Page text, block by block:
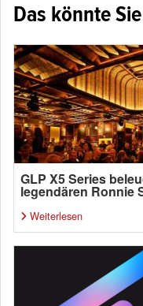
Das könnte
GLP X5 Series
legendären Ronnie
Weiterlesen